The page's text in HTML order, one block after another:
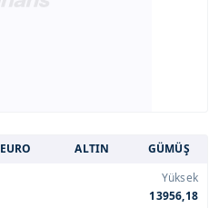
EURO ALTIN GÜMÜŞ
Yüksek
13956,18